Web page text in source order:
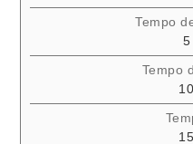
Tempo
5
Tempo
10
15